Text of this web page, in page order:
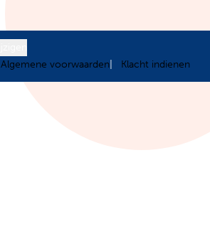
Algemene voorwaarden Klacht indienen